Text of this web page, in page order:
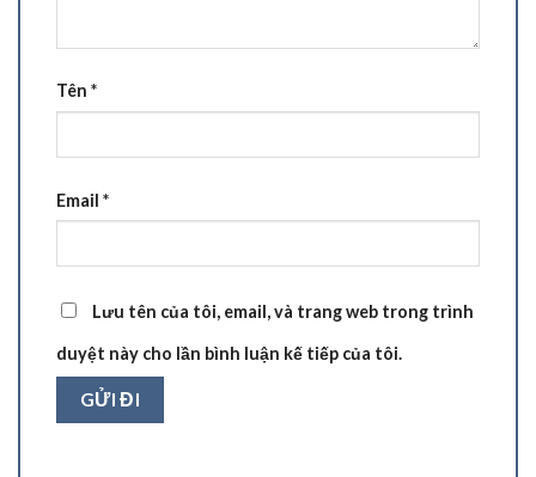
Tên *
Email *
Lưu tên của tôi, email, và trang web trong trình
duyệt này cho lần bình luận kế tiếp của tôi.